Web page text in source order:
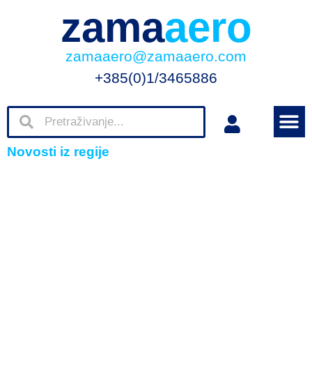
zamaaero
zamaaero@zamaaero.com
+385(0)1/3465886
Novosti iz regije